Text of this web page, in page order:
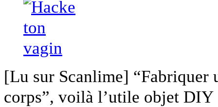
[Lu sur Scanlime] “Fabriquer
corps”, voilà l’utile objet